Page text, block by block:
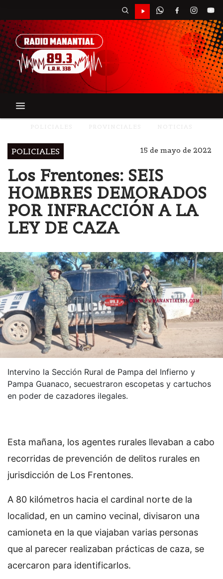
POLICIALES 15 de mayo de 2022
Los Frentones: SEIS
HOMBRES DEMORADOS
POR INFRACCIÓN A LA
LEY DE CAZA
Intervino la Sección Rural de Pampa del Infierno y
Pampa Guanaco, secuestraron escopetas y cartuchos
en poder de cazadores ilegales.
Esta mañana, los agentes rurales llevaban a cabo
recorridas de prevención de delitos rurales en
jurisdicción de Los Frentones.
A 80 kilómetros hacia el cardinal norte de la
localidad, en un camino vecinal, divisaron una
camioneta en la que viajaban varias personas
que al parecer realizaban prácticas de caza, se
acercaron para identificarlos.